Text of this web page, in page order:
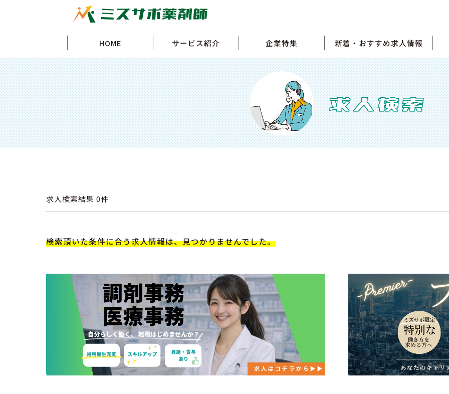
HOME サービス紹介 企業特集 新着・おすすめ求人情報
求人検索結果 0件
検索頂いた条件に合う求人情報は、見つかりませんでした。